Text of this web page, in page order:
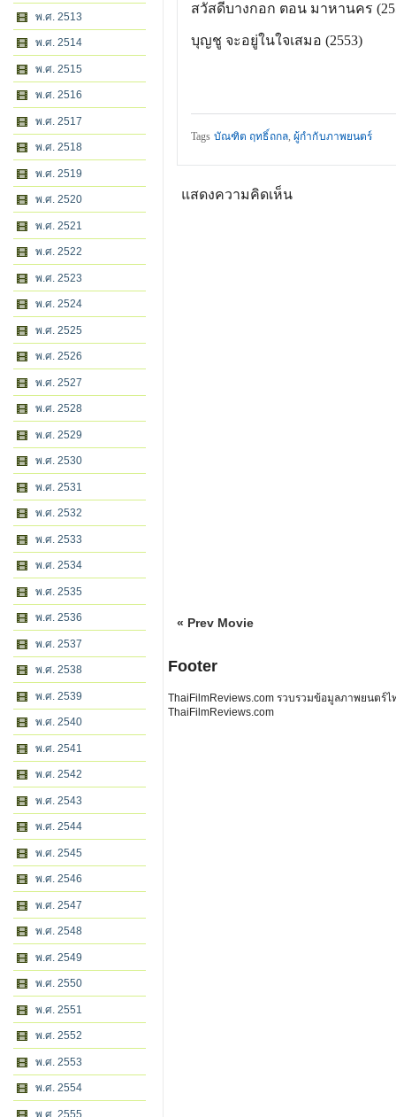
พ.ศ. 2513
พ.ศ. 2514
พ.ศ. 2515
พ.ศ. 2516
พ.ศ. 2517
พ.ศ. 2518
พ.ศ. 2519
พ.ศ. 2520
พ.ศ. 2521
พ.ศ. 2522
พ.ศ. 2523
พ.ศ. 2524
พ.ศ. 2525
พ.ศ. 2526
พ.ศ. 2527
พ.ศ. 2528
พ.ศ. 2529
พ.ศ. 2530
พ.ศ. 2531
พ.ศ. 2532
พ.ศ. 2533
พ.ศ. 2534
พ.ศ. 2535
พ.ศ. 2536
พ.ศ. 2537
พ.ศ. 2538
พ.ศ. 2539
พ.ศ. 2540
พ.ศ. 2541
พ.ศ. 2542
พ.ศ. 2543
พ.ศ. 2544
พ.ศ. 2545
พ.ศ. 2546
พ.ศ. 2547
พ.ศ. 2548
พ.ศ. 2549
พ.ศ. 2550
พ.ศ. 2551
พ.ศ. 2552
พ.ศ. 2553
พ.ศ. 2554
พ.ศ. 2555
สวัสดีบางกอก ตอน มาหานคร
บุญชู จะอยู่ในใจเสมอ (2553)
Tags บัณฑิต ฤทธิ์ถกล,ผู้กำกับภาพยนตร์
แสดงความคิดเห็น
« Prev Movie
Footer
ThaiFilmReviews.com รวบรวมข้อมูลภาพยนตร์
ThaiFilmReviews.com